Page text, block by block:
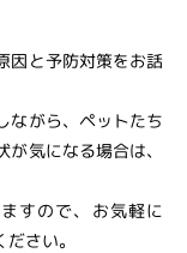
因と予防対策をお話
ながら、ペットたち
気になる場合は、
すので、お気軽に
さい。